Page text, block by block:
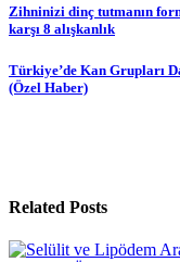
Yazı
gezinmesi
Zihninizi dinç tutmanın
karşı 8 alışkanlık
Türkiye’de Kan Grupları
(Özel Haber)
Related Posts